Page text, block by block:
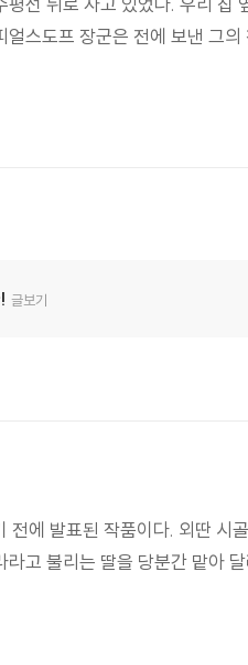
스도프 장군은 전에 보낸 그
글보기
에 발표된 작품이다. 외딴 시
고 불리는 딸을 당분간 맡아